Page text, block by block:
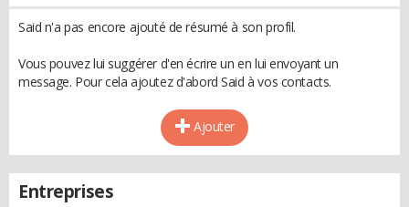
Said n'a pas encore ajouté de résumé à son profil.
Vous pouvez lui suggérer d'en écrire un en lui envoyant un
message. Pour cela ajoutez d'abord Said à vos contacts.
Ajouter
Entreprises